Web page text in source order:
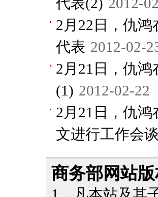
2月22日，仇
代表 2012-02-
2月21日，仇
(1) 2012-02-22
2月21日，仇
文进行工作会
商务部网站